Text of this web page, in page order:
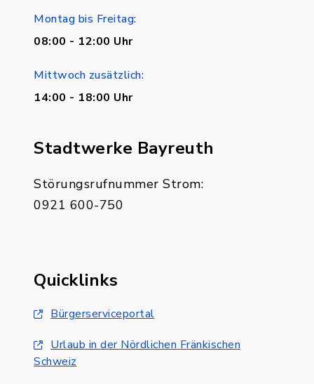
Montag bis Freitag:
08:00 - 12:00 Uhr
Mittwoch zusätzlich:
14:00 - 18:00 Uhr
Stadtwerke Bayreuth
Störungsrufnummer Strom:
0921 600-750
Quicklinks
Bürgerserviceportal
Urlaub in der Nördlichen Fränkischen
Schweiz